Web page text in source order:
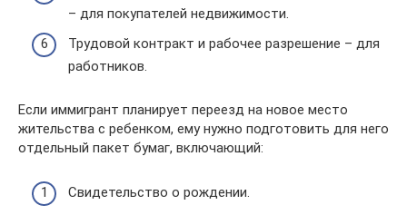
– для покупателей недвижимости.
Трудовой контракт и рабочее разрешение – для
работников.
Если иммигрант планирует переезд на новое место
жительства с ребенком, ему нужно подготовить для него
отдельный пакет бумаг, включающий:
Свидетельство о рождении.